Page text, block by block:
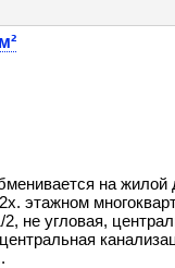
на жилой
этажном
не угловая,